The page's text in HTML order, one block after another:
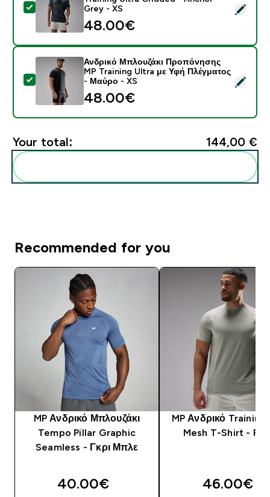
Select this product - Ανδρικό Αθλητικό Μπλουζάκι
Grey - XS
48.00€‎
Select this product - Ανδρικό Μπλουζάκι
Ανδρικό Μπλουζάκι Προπόνησης
MP Training Ultra με Υφή Πλέγματος
- Μαύρο - XS
48.00€‎
Your total: 144,00 €‎
Recommended for you
MP Ανδρικό Μπλουζάκι
Tempo Pillar Graphic
Seamless - Γκρι Μπλε
40.00€‎
MP Ανδρικό Training
Mesh T-Shirt -
46.00€‎